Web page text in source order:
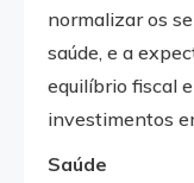
normalizar os
saúde, e a
equilíbrio fiscal
investimentos
Saúde